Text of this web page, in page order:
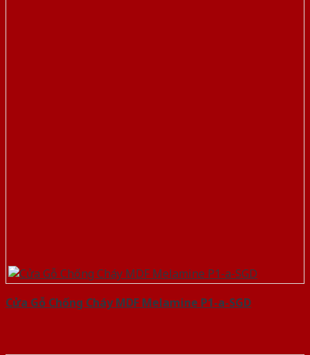
Cửa Gỗ Chống Cháy MDF Melamine P1-a-SGD